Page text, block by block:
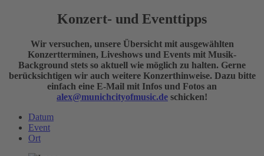
Konzert- und Eventtipps
Wir versuchen, unsere Übersicht mit ausgewählten
Konzertterminen, Liveshows und Events mit Musik-
Background stets so aktuell wie möglich zu halten. Gerne
berücksichtigen wir auch weitere Konzerthinweise. Dazu bitte
einfach eine E-Mail mit Infos und Fotos an
alex@munichcityofmusic.de schicken!
Datum
Event
Ort